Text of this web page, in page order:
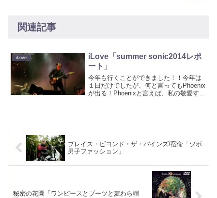
関連記事
iLove
iLove「summer sonic2014レポ
ート」
今年も行くことができました！！今年は
１日だけでしたが、何と言ってもPhoenix
が出る！Phoenixと言えば、私の敬愛する
プレイス・ビヨンド・ザ・パインズ/宿命「ツボ
男子ファッション」
秘密の花園「ワンピースとブーツと麦わら帽